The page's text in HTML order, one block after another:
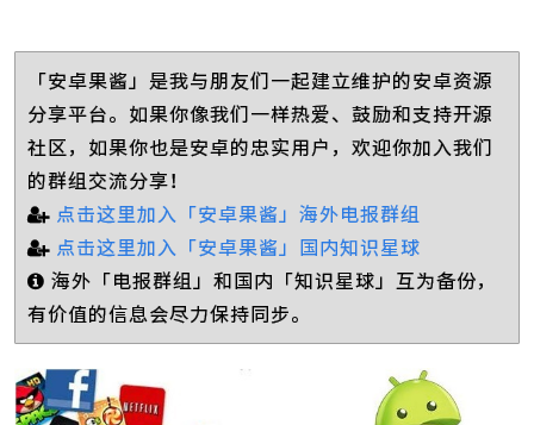
「安卓果酱」是我与朋友们一起建立维护的安卓资源
分享平台。如果你像我们一样热爱、鼓励和支持开源
社区，如果你也是安卓的忠实用户，欢迎你加入我们
的群组交流分享！
点击这里加入「安卓果酱」海外电报群组
点击这里加入「安卓果酱」国内知识星球
海外「电报群组」和国内「知识星球」互为备份，
有价值的信息会尽力保持同步。